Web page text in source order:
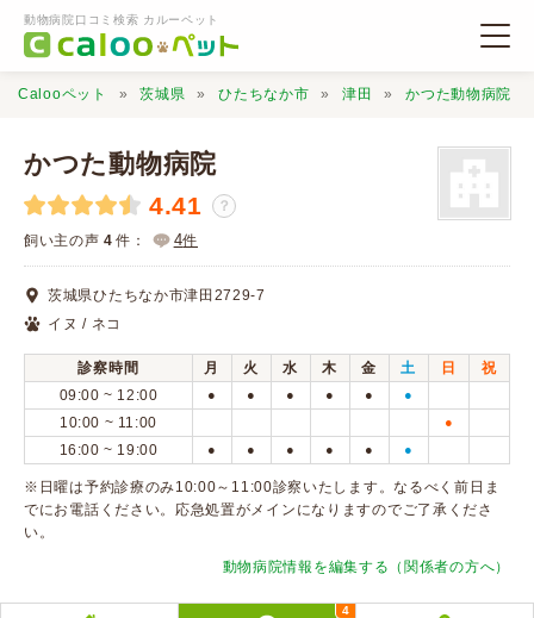
動物病院口コミ検索 カルーペット
動物病院検索
口コミ検索
Calooペットとは？
口コミ投稿
Calooペット 茨城県 ひたちなか市 津田 かつた動物病院
かつた動物病院
4.41 ？
飼い主の声 4 件： 4件
茨城県ひたちなか市津田2729-7
イヌ / ネコ
診察時間 月 火 水 木 金 土 日
祝
09:00 ~ 12:00
● ● ● ● ● ●
10:00 ~ 11:00 ●
16:00 ~ 19:00 ● ● ● ● ● ●
※日曜は予約診療のみ10:00～11:00診察いたします。なるべく前日ま
でにお電話ください。応急処置がメインになりますのでご了承くださ
い。
動物病院情報を編集する（関係者の方へ）
4